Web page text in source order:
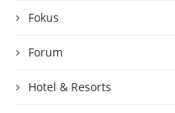
Fokus
Forum
Hotel & Resorts